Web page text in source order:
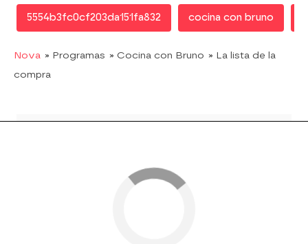
5554b3fc0cf203da151fa832 cocina con bruno
Nova » Programas » Cocina con Bruno » La lista de la
compra